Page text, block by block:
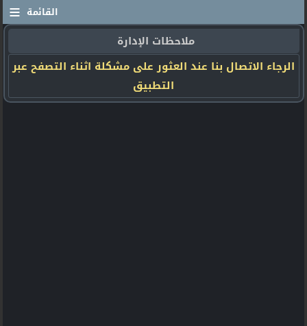
≡ القائمة
ملاحظات الإدارة
الرجاء الاتصال بنا عند العثور على مشكلة اثناء التصفح عبر
التطبيق